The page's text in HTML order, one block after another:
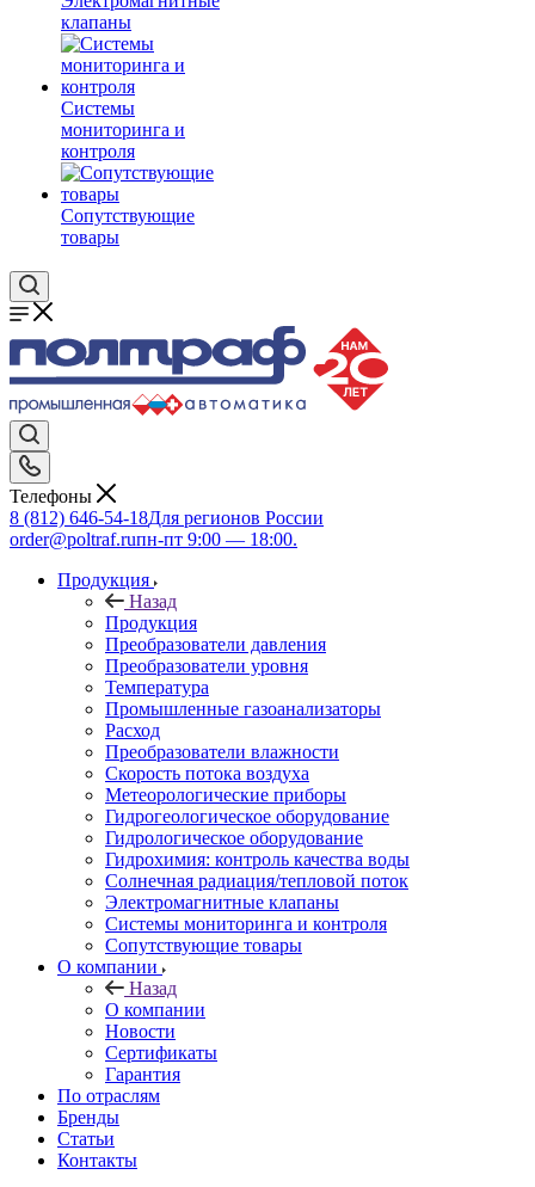
клапаны
Системы
мониторинга и
контроля
Сопутствующие
товары
Телефоны
8 (812) 646-54-18Для регионов России
order@poltraf.ruпн-пт 9:00 — 18:00.
Продукция
Назад
Продукция
Преобразователи давления
Преобразователи уровня
Температура
Промышленные газоанализаторы
Расход
Преобразователи влажности
Скорость потока воздуха
Метеорологические приборы
Гидрогеологическое оборудование
Гидрологическое оборудование
Гидрохимия: контроль качества воды
Солнечная радиация/тепловой поток
Электромагнитные клапаны
Системы мониторинга и контроля
Сопутствующие товары
О компании
Назад
О компании
Новости
Сертификаты
Гарантия
По отраслям
Бренды
Статьи
Контакты